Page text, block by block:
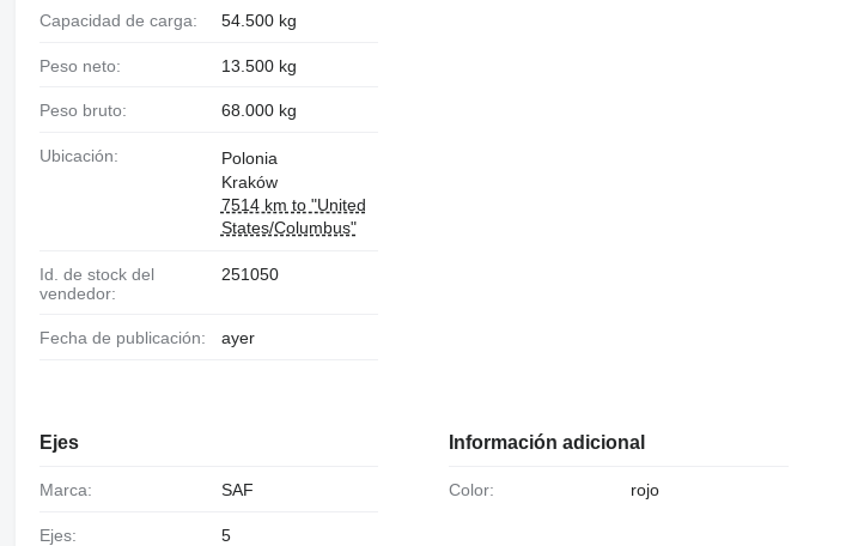
Capacidad de carga: 54.500 kg
Peso neto: 13.500 kg
Peso bruto: 68.000 kg
Ubicación:
Polonia
Kraków
7514 km to "United
States/Columbus"
Id. de stock del
vendedor:
251050
Fecha de publicación: ayer
Ejes
Marca: SAF
Ejes: 5
Información adicional
Color: rojo